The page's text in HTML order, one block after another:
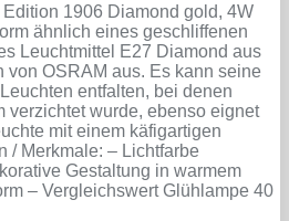
1906 Diamond gold, 4W
ähnlich eines geschliffenen
Leuchtmittel E27 Diamond aus
von OSRAM aus. Es kann seine
entfalten, bei denen
verzichtet wurde, ebenso eignet
mit einem käfigartigen
/ Merkmale: – Lichtfarbe
Gestaltung in warmem
– Vergleichswert Glühlampe 40